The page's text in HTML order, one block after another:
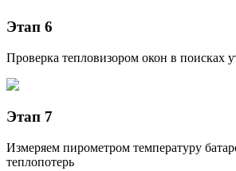
Этап 6
Проверка тепловизором окон в поисках
Этап 7
Измеряем пирометром температуру
теплопотерь